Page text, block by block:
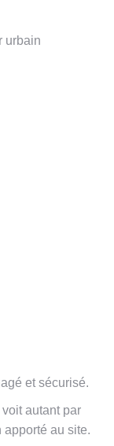
urbain
et sécurisé.
autant par
apporté au site.